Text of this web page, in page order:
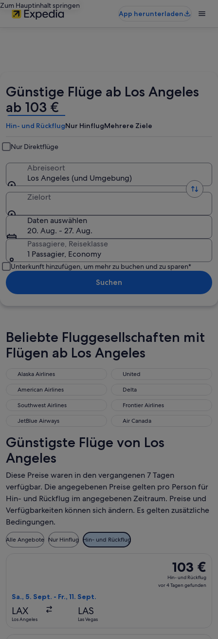
Zum Hauptinhalt springen
App herunterladen
Günstige Flüge ab Los Angeles
ab 103 €
Hin- und RückflugNur HinflugMehrere Ziele
Nur Direktflüge
Abreiseort
Los Angeles (und Umgebung)
Zielort
Daten auswählen
20. Aug. - 27. Aug.
Passagiere, Reiseklasse
1 Passagier, Economy
Unterkunft hinzufügen, um mehr zu buchen und zu sparen*
Suchen
Beliebte Fluggesellschaften mit
Flügen ab Los Angeles
Alaska Airlines
United
American Airlines
Delta
Southwest Airlines
Frontier Airlines
JetBlue Airways
Air Canada
Günstigste Flüge von Los
Angeles
Diese Preise waren in den vergangenen 7 Tagen
verfügbar. Die angegebenen Preise gelten pro Person für
Hin- und Rückflug im angegebenen Zeitraum. Preise und
Verfügbarkeiten können sich ändern. Es gelten zusätzliche
Bedingungen.
Alle Angebote Nur Hinflug Hin- und Rückflug
103 €
Hin-
und
103 €
Hin- und Rückflug
vor 4 Tagen gefunden
Sa., 5. Sept. - Fr., 11. Sept.
LAX
Los Angeles
LAS
Las Vegas